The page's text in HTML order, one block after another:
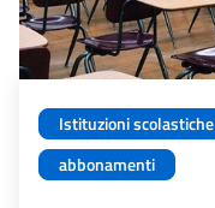
Istituzioni scolastiche
abbonamenti